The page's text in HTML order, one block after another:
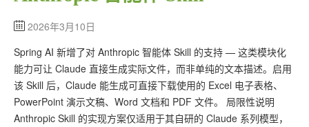
GoLang
工程
Bug
2026年3月10日
Spring AI 新增了对 Anthropic 智能体 Skill 的支持 — 这类模块化
能力可让 Claude 直接生成实际文件，而非单纯的文本描述。启用
该 Skill 后，Claude 能生成可直接下载使用的 Excel 电子表格、
PowerPoint 演示文稿、Word 文档和 PDF 文件。 局限性说明
Anthropic Skill 的实现方案仅适用于其自研的 Claude 系列模型，